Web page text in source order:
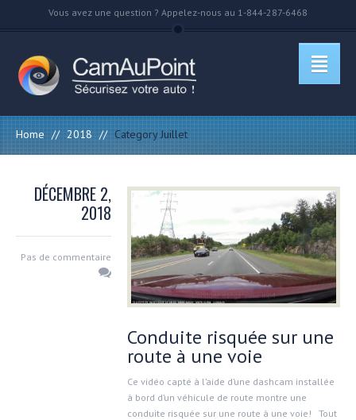
Vous avez une question ? Appelez-nous au 1-844-287-6468
Home // 2018 // Category Juillet
DÉCEMBRE 2,
2018
Pas de commentaire
Conduite risquée sur une
route à une voie
Ce vidéo capté à l’aide d’une dashcam installée
à bord d’un véhicule de route montre une
conduite risquée sur une route à une voie! Tout